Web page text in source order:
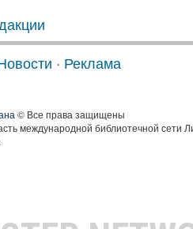
· Реклама
© Все права защищены
международной библиотечной сети